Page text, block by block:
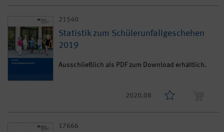
21540
Statistik zum Schülerunfallgeschehen
2019
Ausschließlich als PDF zum Download erhältlich.
2020.08
17666